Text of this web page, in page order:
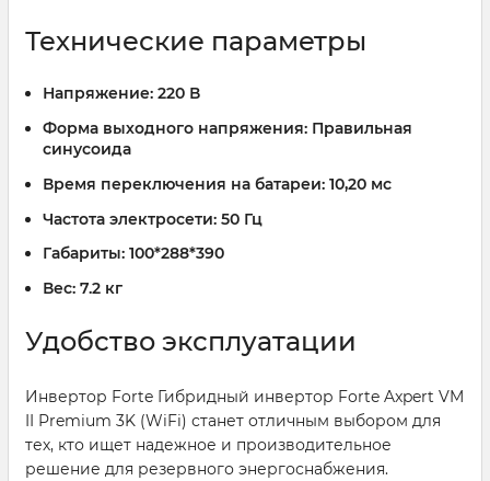
Технические параметры
Напряжение: 220 В
Форма выходного напряжения: Правильная
синусоида
Время переключения на батареи: 10,20 мс
Частота электросети: 50 Гц
Габариты: 100*288*390
Вес: 7.2 кг
Удобство эксплуатации
Инвертор Forte Гибридный инвертор Forte Axpert VM
II Premium 3K (WiFi) станет отличным выбором для
тех, кто ищет надежное и производительное
решение для резервного энергоснабжения.